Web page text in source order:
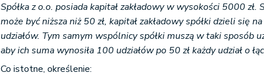
Spółka z o.o. posiada kapitał zakładowy w wysokości 5000 zł.
może być niższa niż 50 zł, kapitał zakładowy spółki dzieli się
udziałów. Tym samym wspólnicy spółki muszą w taki sposób
aby ich suma wynosiła 100 udziałów po 50 zł każdy udział o
Co istotne, określenie: